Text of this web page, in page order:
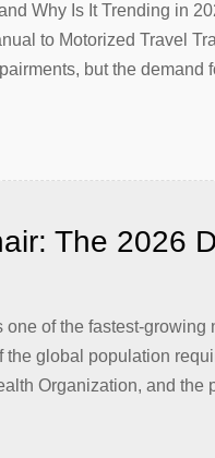
Why Is It Trending in
to Motorized Travel
but the demand
The 2026
10 Key
Analysis
of the fastest-growing
the global population
Organization, and the